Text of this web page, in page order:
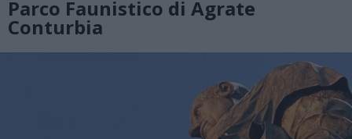
Parco Faunistico di Agrate
Conturbia